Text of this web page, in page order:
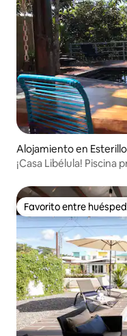
Alojamiento en
¡Casa Libélula! Piscina
Favorito entre
Favorito entre